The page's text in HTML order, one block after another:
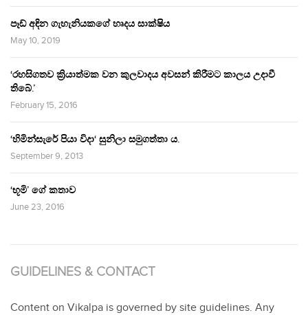
පෑඩ් අඳින ගැහැනියකගේ හෘදය සාක්ෂිය
May 10, 2019
‘රහසිගතව ක්‍රියාත්මක වන කුලවාදය අවසන් කිරීමට කාලය උදාවී
තිබේ.’
February 15, 2016
‘හිමින්සැරේ පියා විදා‘ සුනිලා සමුගත්තා ය.
September 9, 2013
‘භූමි’ ගේ කතාව
June 23, 2016
GUIDELINES & CONTACT
Content on Vikalpa is governed by site guidelines. Any